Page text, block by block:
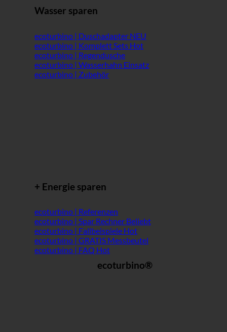
Wasser sparen
ecoturbino | Duschadapter
ecoturbino | Komplett Sets
ecoturbino | Regendusche
ecoturbino | Wasserhahn Einsatz
ecoturbino | Zubehör
+ Energie sparen
ecoturbino | Referenzen
ecoturbino | Spar Rechner
ecoturbino | Fallbeispiele
ecoturbino | GRATIS Messbeutel
ecoturbino | FAQ
ecoturbino®